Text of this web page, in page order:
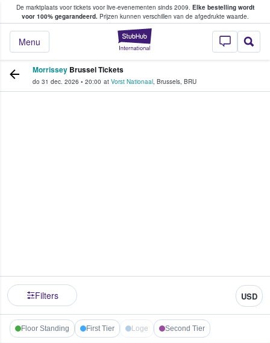
De marktplaats voor tickets voor live-evenementen sinds 2009. Elke bestelling wordt
voor 100% gegarandeerd.Prijzen kunnen verschillen van de afgedrukte waarde.
StubHub: waar
Menu
tickets kopen en verkopen
Morrissey Brussel Tickets
do 31 dec. 2026 • 20:00 at Vorst Nationaal, Brussels, BRU
Filters USD
Floor Standing First Tier Loge Second Tier